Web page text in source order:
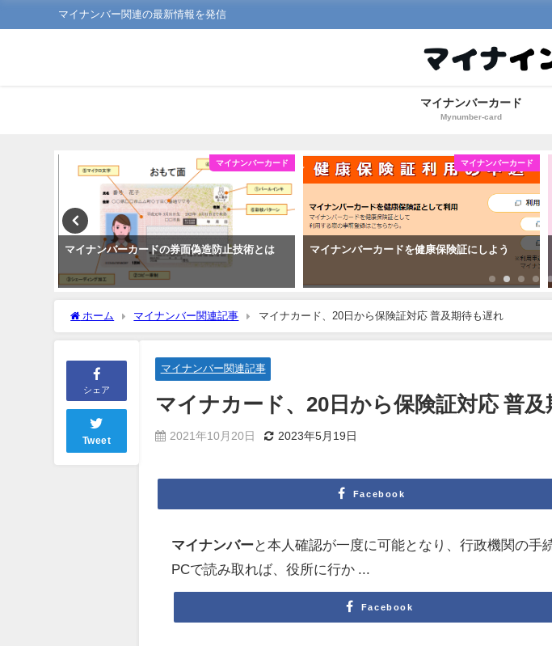
マイナンバー関連の最新情報を発信
マイナンバーカード
Mynumber-card
マイナンバーカード
マイナンバーカードの券面偽造防止技術とは
マイナンバーカード
マイナンバーカードを健康保険証にしよう
ホーム マイナンバー関連記事 マイナカード、20日から保険証対応 普及期待も遅れ
シェア
Tweet
マイナンバー関連記事
マイナカード、20日から保険証対応 普
2021年10月20日 2023年5月19日
Facebook
マイナンバーと本人確認が一度に可能となり、行政機関の
PCで読み取れば、役所に行か ...
Facebook